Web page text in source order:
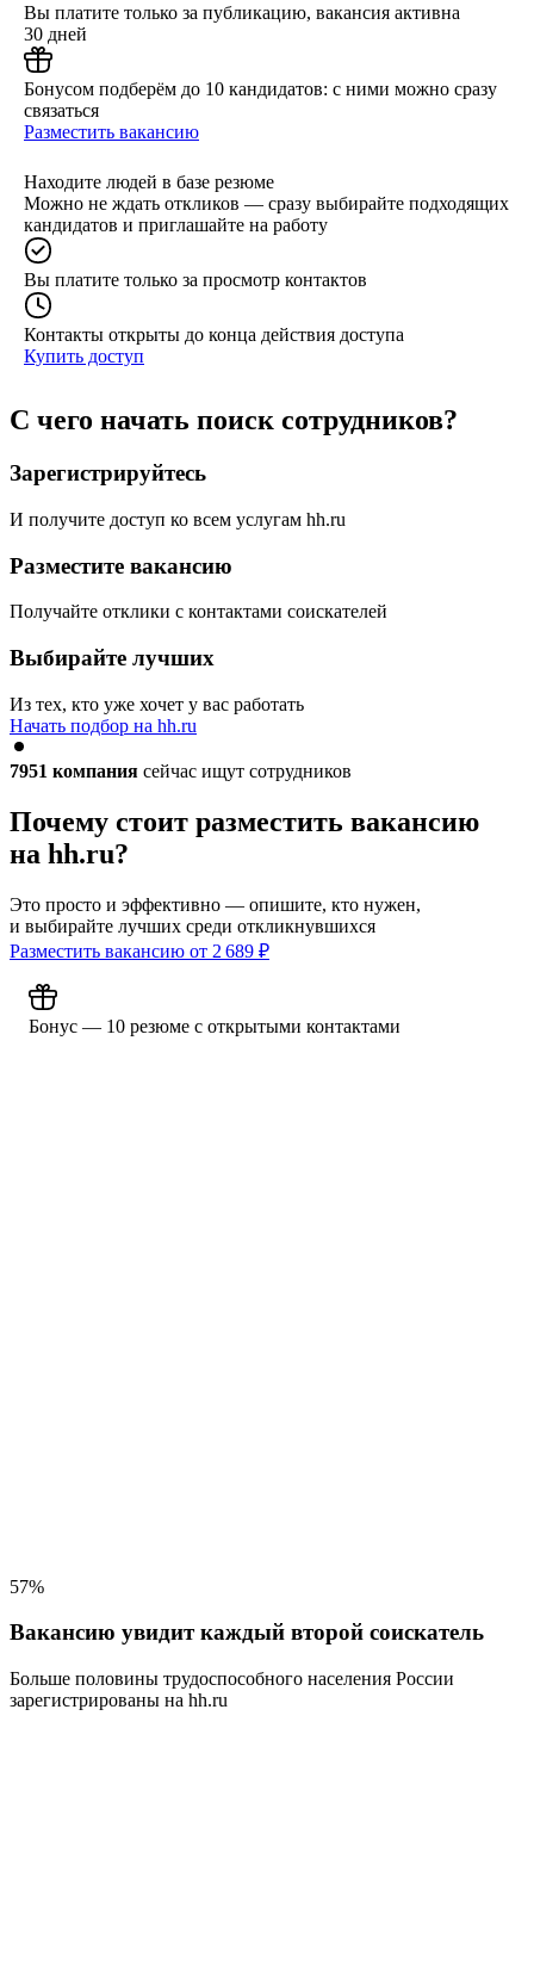
Вы платите только за публикацию, вакансия активна
30 дней
Бонусом подберём до 10 кандидатов: с ними можно сразу
связаться
Разместить вакансию
Находите людей в базе резюме
Можно не ждать откликов — сразу выбирайте подходящих
кандидатов и приглашайте на работу
Вы платите только за просмотр контактов
Контакты открыты до конца действия доступа
Купить доступ
С чего начать поиск сотрудников?
Зарегистрируйтесь
И получите доступ ко всем услугам hh.ru
Разместите вакансию
Получайте отклики с контактами соискателей
Выбирайте лучших
Из тех, кто уже хочет у вас работать
Начать подбор на hh.ru
7951 компания сейчас ищут сотрудников
Почему стоит разместить вакансию
на hh.ru?
Это просто и эффективно — опишите, кто нужен,
и выбирайте лучших среди откликнувшихся
Разместить вакансию от 2 689 ₽
Бонус — 10 резюме с открытыми контактами
57%
Вакансию увидит каждый второй соискатель
Больше половины трудоспособного населения России
зарегистрированы на hh.ru